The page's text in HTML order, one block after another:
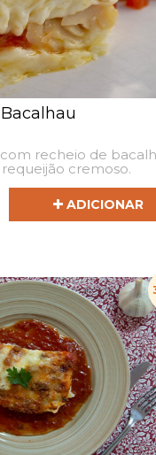
recheio de
cremoso.
ADICIONAR